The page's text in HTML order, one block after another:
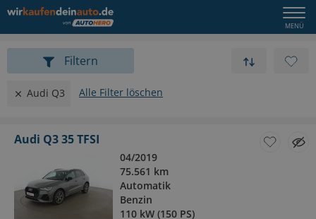
Filtern
Audi Q3 Alle Filter löschen
Audi Q3 35 TFSI
04/2019
75.561 km
Automatik
Benzin
110 kW (150 PS)